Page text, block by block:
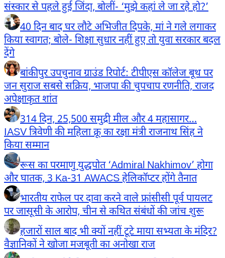
संस्कार से पहले हुई जिंदा, बोलीं- ‘मुझे कहां ले जा रहे हो?’
40 दिन बाद घर लौटे अभिजीत दिपके, मां ने गले लगाकर
किया स्वागत; बोले- शिक्षा सुधार नहीं हुए तो युवा सरकार बदल
देंगे
बांकीपुर उपचुनाव ग्राउंड रिपोर्ट: टीपीएस कॉलेज बूथ पर
जन सुराज सबसे सक्रिय, भाजपा की चुपचाप रणनीति, राजद
अपेक्षाकृत शांत
314 दिन, 25,500 समुद्री मील और 4 महासागर…
IASV त्रिवेणी की महिला क्रू का रक्षा मंत्री राजनाथ सिंह ने
किया सम्मान
रूस का परमाणु युद्धपोत ‘Admiral Nakhimov’ होगा
और घातक, 3 Ka-31 AWACS हेलिकॉप्टर होंगे तैनात
भारतीय राफेल पर दावा करने वाले फ्रांसीसी पूर्व पायलट
पर जासूसी के आरोप, चीन से कथित संबंधों की जांच शुरू
हजारों साल बाद भी क्यों नहीं टूटे माया सभ्यता के मंदिर?
वैज्ञानिकों ने खोजा मजबूती का अनोखा राज